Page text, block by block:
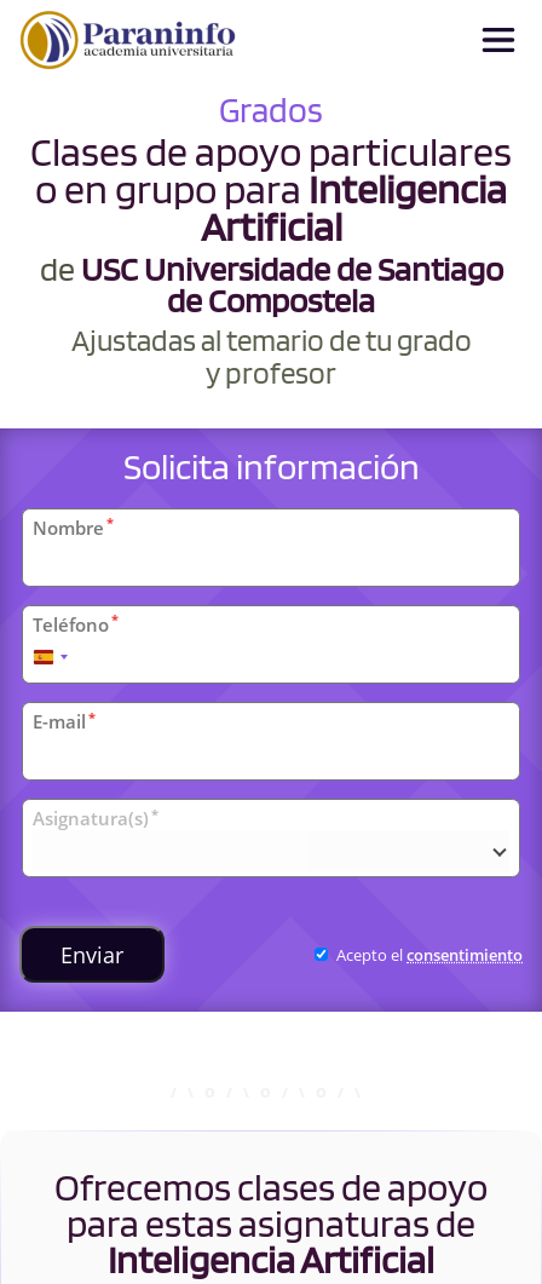
Grados
Clases de apoyo particulares
o en grupo para Inteligencia
Artificial
de USC Universidade de Santiago
de Compostela
Ajustadas al temario de tu grado
y profesor
Solicita información
Datos
personales
Nombre *
Teléfono*
España
+34
E-mail *
Clases
universitarias
Asignatura(s) *
Enviar Acepto elconsentimiento
Ofrecemos clases de apoyo
para estas asignaturas de
Inteligencia Artificial